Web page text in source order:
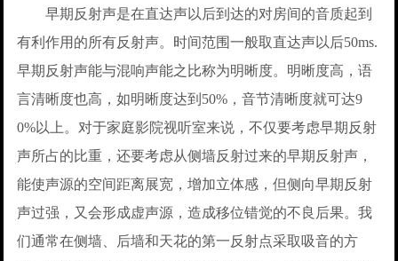
早期反射声是在直达声以后到达的对房间的音质起到
有利作用的所有反射声。时间范围一般取直达声以后50ms.
早期反射声能与混响声能之比称为明晰度。明晰度高，语
言清晰度也高，如明晰度达到50%，音节清晰度就可达9
0%以上。对于家庭影院视听室来说，不仅要考虑早期反射
声所占的比重，还要考虑从侧墙反射过来的早期反射声，
能使声源的空间距离展宽，增加立体感，但侧向早期反射
声过强，又会形成虚声源，造成移位错觉的不良后果。我
们通常在侧墙、后墙和天花的第一反射点采取吸音的方